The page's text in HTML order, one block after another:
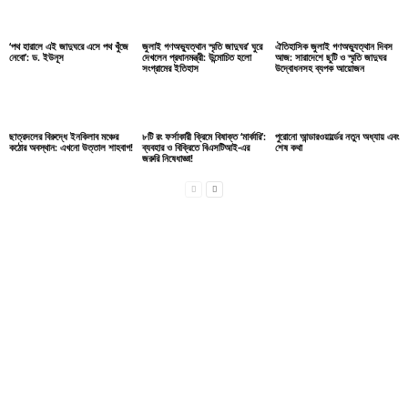
‘পথ হারালে এই জাদুঘরে এসে পথ খুঁজে
নেবো’: ড. ইউনূস
জুলাই গণঅভ্যুত্থান স্মৃতি জাদুঘর’ ঘুরে
দেখলেন প্রধানমন্ত্রী: উন্মোচিত হলো
সংগ্রামের ইতিহাস
ঐতিহাসিক জুলাই গণঅভ্যুত্থান দিবস
আজ: সারাদেশে ছুটি ও স্মৃতি জাদুঘর
উদ্বোধনসহ ব্যপক আয়োজন
ছাত্রদলের বিরুদ্ধে ইনকিলাব মঞ্চের
কঠোর অবস্থান: এখনো উত্তাল শাহবাগ!
৮টি রং ফর্সাকারী ক্রিমে বিষাক্ত ‘মার্কারি’:
ব্যবহার ও বিক্রিতে বিএসটিআই-এর
জরুরি নিষেধাজ্ঞা!
পুরোনো আন্ডারওয়ার্ল্ডের নতুন অধ্যায় এবং
শেষ কথা